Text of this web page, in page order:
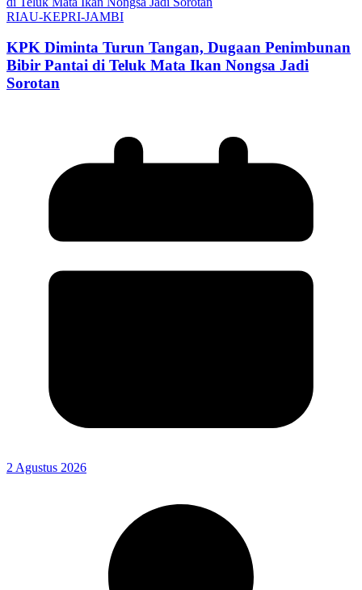
RIAU-KEPRI-JAMBI
KPK Diminta Turun Tangan, Dugaan Penimbunan
Bibir Pantai di Teluk Mata Ikan Nongsa Jadi
Sorotan
2 Agustus 2026